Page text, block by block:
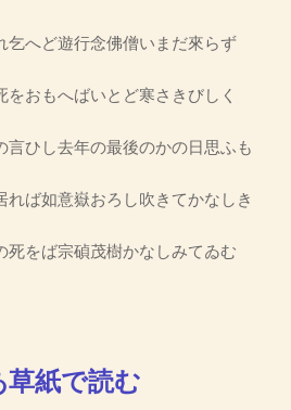
乞へど遊行念佛僧いまだ來らず
おもへばいとど寒さきびしく
言ひし去年の最後のかの日思ふも
れば如意嶽おろし吹きてかなしき
死をば宗碵茂樹かなしみてゐむ
草紙で読む